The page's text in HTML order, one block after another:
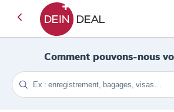
Comment pouvons-nous